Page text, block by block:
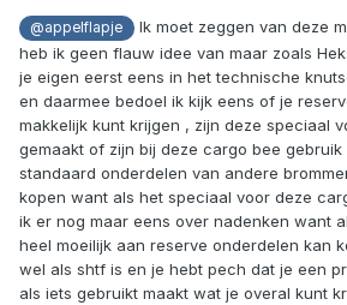
@appelflapje
Ik moet zeggen van deze
heb ik geen flauw idee van maar zoals
je eigen eerst eens in het technische
en daarmee bedoel ik kijk eens of je
makkelijk kunt krijgen , zijn deze speciaal
gemaakt of zijn bij deze cargo bee gebruik
standaard onderdelen van andere
kopen want als het speciaal voor deze
ik er nog maar eens over nadenken want
heel moeilijk aan reserve onderdelen kan
wel als shtf is en je hebt pech dat je een
als iets gebruikt maakt wat je overal kunt